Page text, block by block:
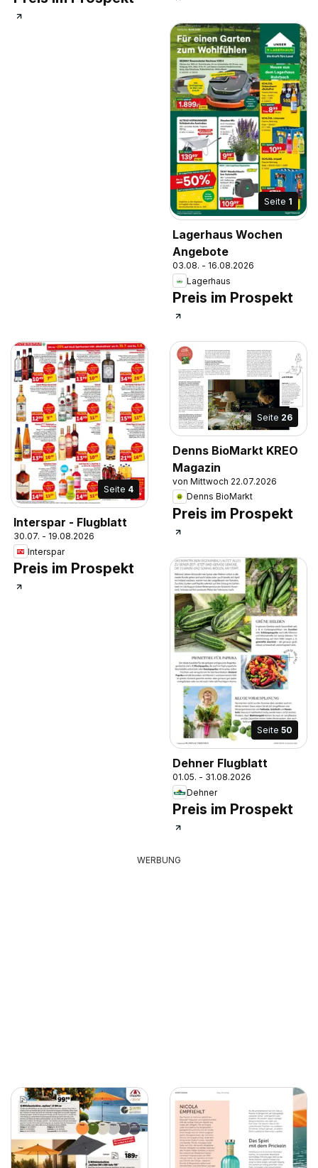
Seite 1
Lagerhaus Wochen
Angebote
03.08. - 16.08.2026
Lagerhaus
Preis im Prospekt
Seite 4
Interspar - Flugblatt
30.07. - 19.08.2026
Interspar
Preis im Prospekt
Seite 26
Denns BioMarkt KREO
Magazin
von Mittwoch 22.07.2026
Denns BioMarkt
Preis im Prospekt
Seite 50
Dehner Flugblatt
01.05. - 31.08.2026
Dehner
Preis im Prospekt
WERBUNG